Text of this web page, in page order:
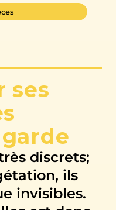
ses
discrets;
ils
invisibles.